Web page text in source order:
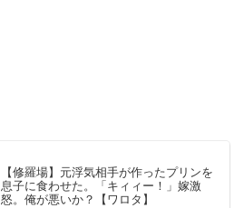
【修羅場】元浮気相手が作ったプリンを
息子に食わせた。「キィィー！」嫁激
怒。俺が悪いか？【ワロタ】